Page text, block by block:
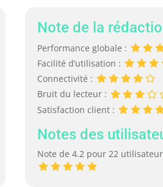
Note de la
Performance globale :
Facilité d’utilisation :
Connectivité :
Bruit du lecteur :
Satisfaction client :
Notes des
Note de 4.2 pour 22